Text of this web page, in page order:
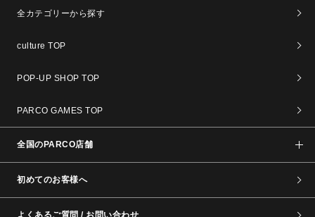
全カテゴリーから探す
culture TOP
POP-UP SHOP TOP
PARCO GAMES TOP
全国のPARCO店舗
初めてのお客様へ
よくあるご質問 / お問い合わせ